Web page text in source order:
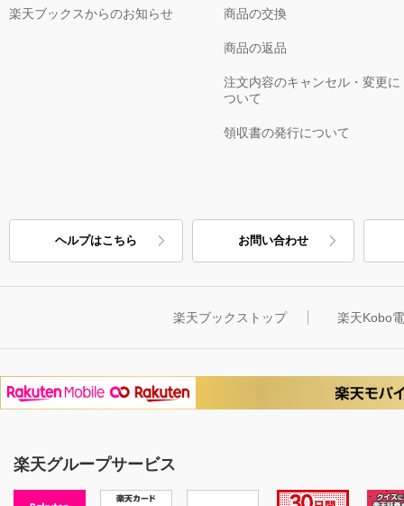
楽天ブックスからのお知らせ 商品の交換
商品の返品
注文内容のキャンセル・変更に
ついて
領収書の発行について
ヘルプはこちら お問い合わせ
楽天ブックストップ 楽天Kobo
楽天グループサービス